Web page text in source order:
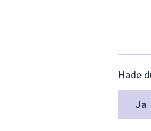
för
denna
Hade